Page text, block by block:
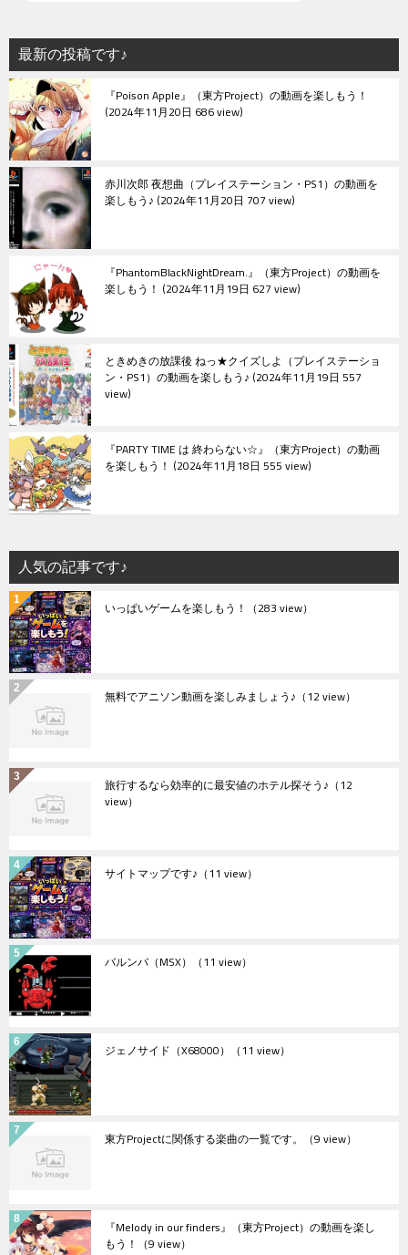
シ
ョ
ン
最新の投稿です♪
『Poison Apple』（東方Project）の動画を楽しもう！
2024年11月20日 686 view
赤川次郎 夜想曲（プレイステーション・PS1）の動画を
楽しもう♪ 2024年11月20日 707 view
『PhantomBlackNightDream.』（東方Project）の動画を
楽しもう！ 2024年11月19日 627 view
ときめきの放課後 ねっ★クイズしよ（プレイステーショ
ン・PS1）の動画を楽しもう♪ 2024年11月19日 557
view
『PARTY TIME は 終わらない☆』（東方Project）の動画
を楽しもう！ 2024年11月18日 555 view
人気の記事です♪
いっぱいゲームを楽しもう！ （283 view）
無料でアニソン動画を楽しみましょう♪ （12 view）
旅行するなら効率的に最安値のホテル探そう♪ （12
view）
サイトマップです♪ （11 view）
バルンバ（MSX） （11 view）
ジェノサイド（X68000） （11 view）
東方Projectに関係する楽曲の一覧です。 （9 view）
『Melody in our finders』（東方Project）の動画を楽し
もう！ （9 view）